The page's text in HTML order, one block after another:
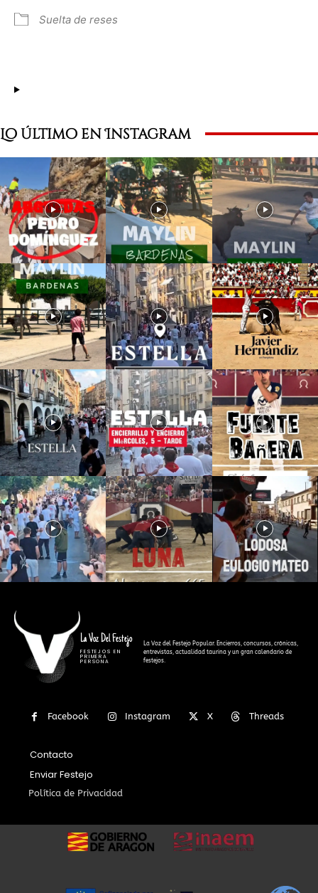
Suelta de reses
Lo último en Instagram
La Voz Del Festejo
FESTEJOS EN
PRIMERA
PERSONA
La Voz del Festejo Popular. Encierros, concursos, crónicas,
entrevistas, actualidad taurina y un gran calendario de
festejos.
Facebook Instagram X Threads
Contacto
Enviar Festejo
Política de Privacidad